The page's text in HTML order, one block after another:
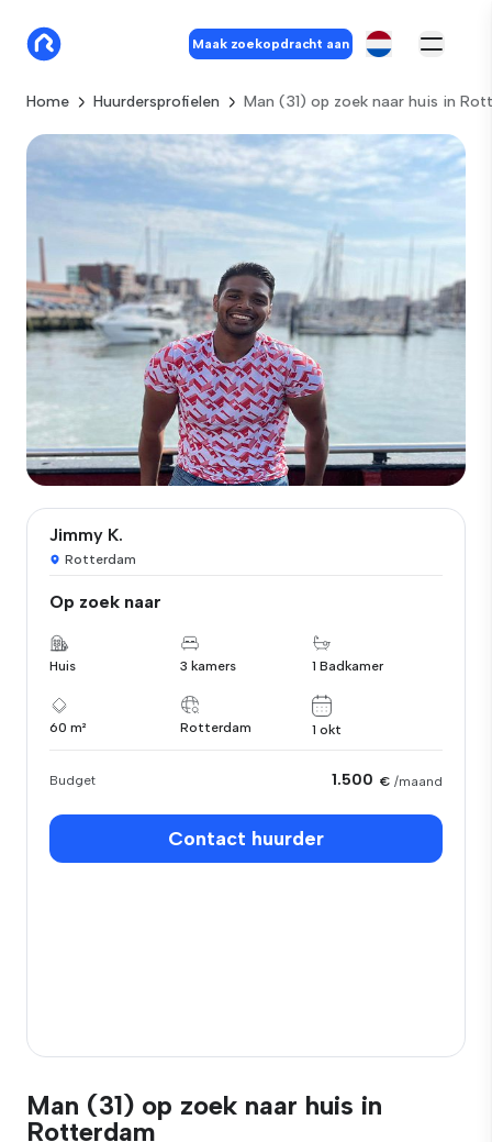
Maak zoekopdracht aan
Home Huurdersprofielen Man (31) op zoek naar huis in
Jimmy K.
Rotterdam
Op zoek naar
Huis 3 kamers 1 Badkamer
60 m² Rotterdam 1 okt
Budget 1.500 € /maand
Contact huurder
Man (31) op zoek naar huis in
Rotterdam